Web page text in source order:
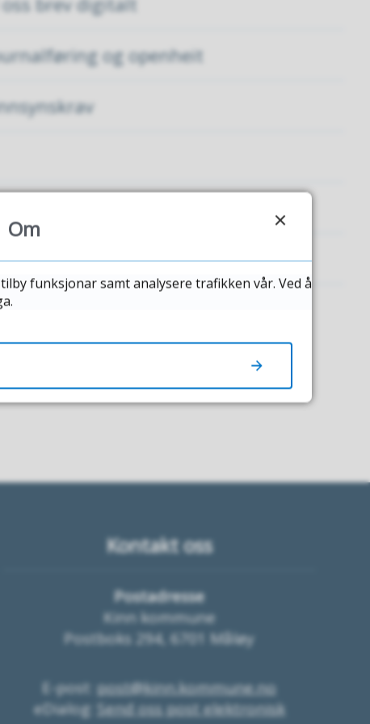
og openheit
Kontakt oss
Postadresse
Kinn kommune
Postboks 294, 6701 Måløy
E-post:post@kinn.kommune.no
eDialog: Send oss post elektronisk
Om
funksjonar samt analysere trafikken vår. Ved å